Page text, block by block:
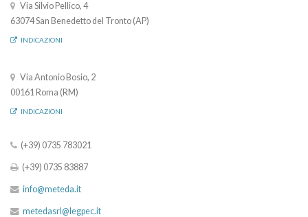
Via Silvio Pellico, 4
63074 San Benedetto del Tronto (AP)
INDICAZIONI
Via Antonio Bosio, 2
00161 Roma (RM)
INDICAZIONI
(+39) 0735 783021
(+39) 0735 83887
info@meteda.it
metedasrl@legpec.it